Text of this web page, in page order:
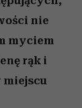
nie
myciem
rąk i
miejscu